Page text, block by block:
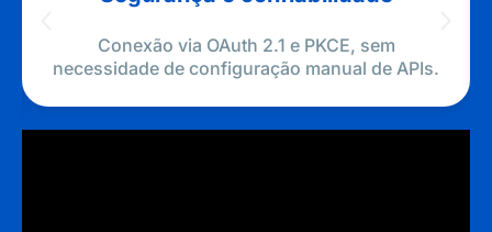
Conexão via OAuth 2.1 e PKCE, sem
necessidade de configuração manual de APIs.